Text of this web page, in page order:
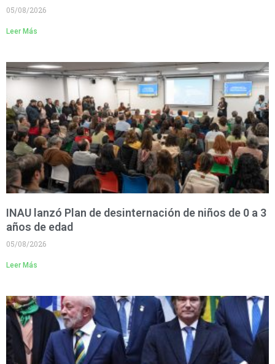
05/08/2026
Leer Más
INAU lanzó Plan de desinternación de niños de 0 a 3
años de edad
05/08/2026
Leer Más